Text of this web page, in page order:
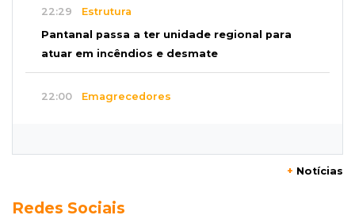
22:29 Estrutura
Pantanal passa a ter unidade regional para
atuar em incêndios e desmate
22:00 Emagrecedores
Granizo danifica telhados e plantações
+ Notícias
Redes Sociais